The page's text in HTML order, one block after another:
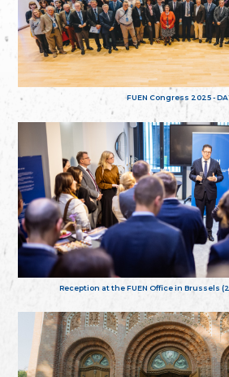
FUEN Congress 2025 -
Reception at the FUEN Office in Brussels